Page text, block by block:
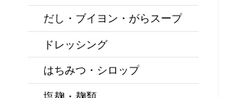
だし・ブイヨン・がらスープ
ドレッシング
はちみつ・シロップ